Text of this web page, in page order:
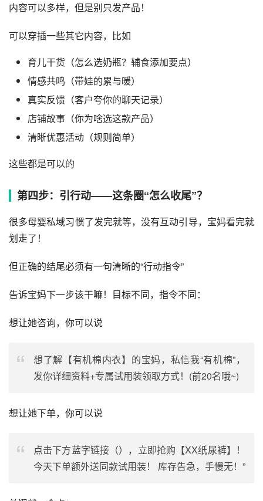
内容可以多样，但是别只发产品！
可以穿插一些其它内容，比如
育儿干货（怎么选奶瓶？辅食添加要点）
情感共鸣（带娃的累与暖）
真实反馈（客户夸你的聊天记录）
店铺故事（你为啥选这款产品）
清晰优惠活动（规则简单）
这些都是可以的
第四步：引行动——这条圈“怎么收尾”？
很多母婴私域习惯了发完就等，没有互动引导，宝妈看完就
划走了！
但正确的结尾必须有一句清晰的“行动指令”
告诉宝妈下一步该干嘛！目标不同，指令不同：
想让她咨询，你可以说
想了解【有机棉内衣】的宝妈，私信我“有机棉”，
发你详细资料+专属试用装领取方式！(前20名哦~)
想让她下单，你可以说
点击下方蓝字链接（），立即抢购【XX纸尿裤】！
今天下单额外送同款试用装！ 库存告急，手慢无！”